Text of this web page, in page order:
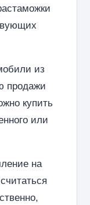
из
продажи
купить
или
на